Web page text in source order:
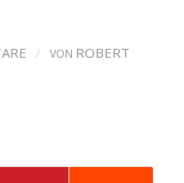
/ VON ROBERT